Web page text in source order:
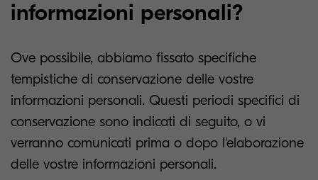
informazioni personali?
Ove possibile, abbiamo fissato specifiche
tempistiche di conservazione delle vostre
informazioni personali. Questi periodi specifici di
conservazione sono indicati di seguito, o vi
verranno comunicati prima o dopo l'elaborazione
delle vostre informazioni personali.